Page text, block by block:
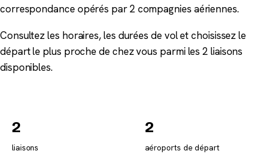
correspondance opérés par 2 compagnies aériennes.
Consultez les horaires, les durées de vol et choisissez le
départ le plus proche de chez vous parmi les 2 liaisons
disponibles.
2
liaisons
2
aéroports de départ